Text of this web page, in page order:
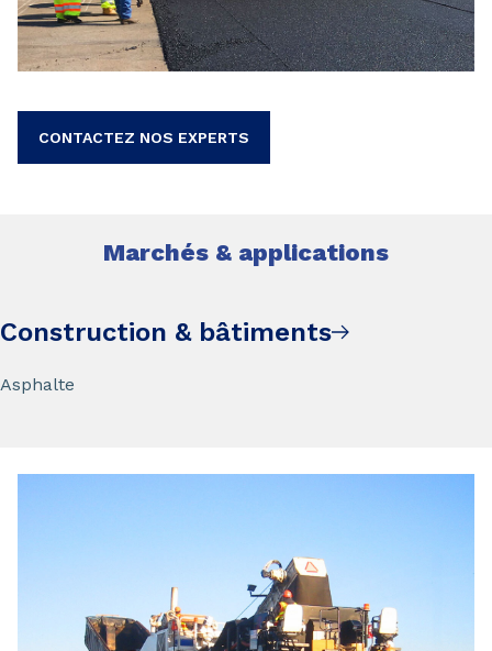
CONTACTEZ NOS EXPERTS
Marchés & applications
Construction & bâtiments
Asphalte